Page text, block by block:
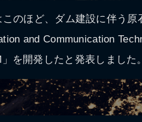
のほど、ダム建設に伴う
and Communication
を開発したと発表しました。